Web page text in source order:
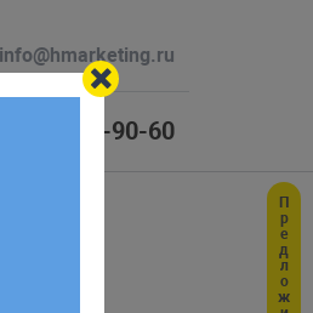
info@hmarketing.ru
(925) 464-90-60